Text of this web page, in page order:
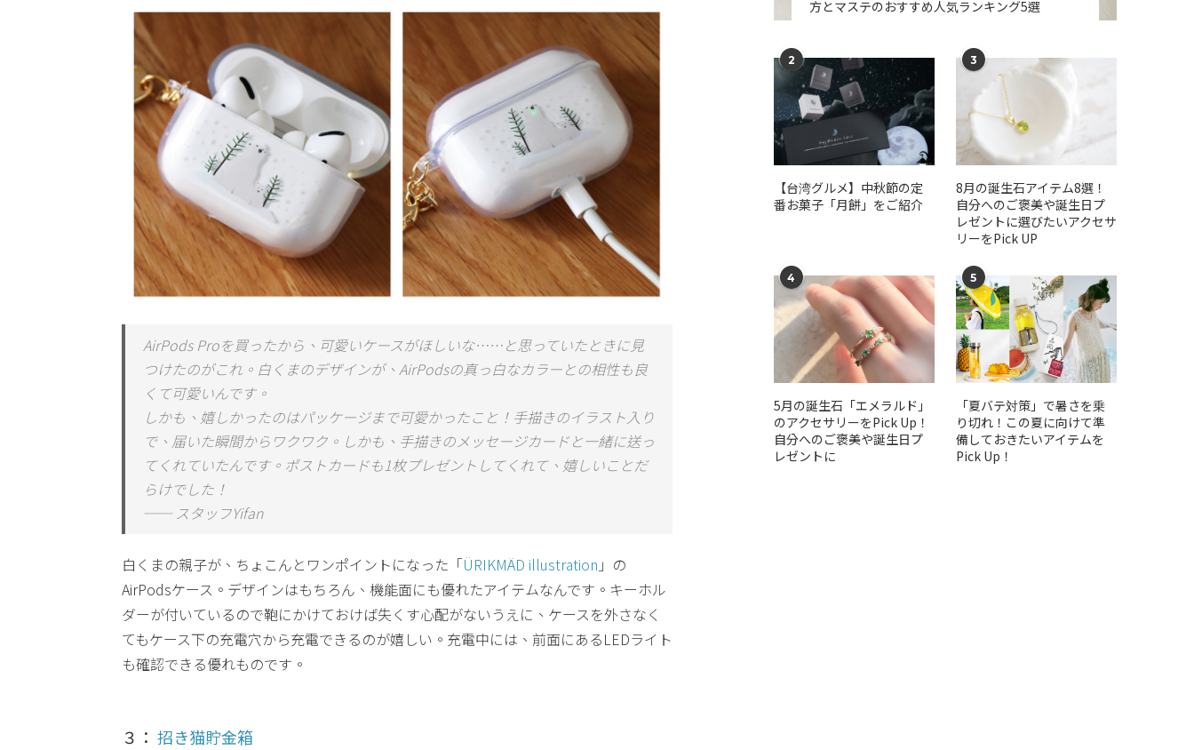
AirPods Proを買ったから、可愛いケースがほしいな……と思っていたときに見
つけたのがこれ。白くまのデザインが、AirPodsの真っ白なカラーとの相性も良
くて可愛いんです。
しかも、嬉しかったのはパッケージまで可愛かったこと！手描きのイラスト入り
で、届いた瞬間からワクワク。しかも、手描きのメッセージカードと一緒に送っ
てくれていたんです。ポストカードも1枚プレゼントしてくれて、嬉しいことだ
らけでした！
── スタッフYifan
白くまの親子が、ちょこんとワンポイントになった「ÜRIKMÄD illustration 」の
AirPodsケース。デザインはもちろん、機能面にも優れたアイテムなんです。キーホル
ダーが付いているので鞄にかけておけば失くす心配がないうえに、ケースを外さなく
てもケース下の充電穴から充電できるのが嬉しい。充電中には、前面にあるLEDライト
も確認できる優れものです。
３： 招き猫貯金箱
方とマステのおすすめ人気ランキング5選
2
【台湾グルメ】中秋節の定
番お菓子「月餅」をご紹介
3
​​8月の誕生石アイテム8選！
自分へのご褒美や誕生日プ
レゼントに選びたいアクセサ
リーをPick UP
4
5月の誕生石「エメラルド」
のアクセサリーをPick Up！
自分へのご褒美や誕生日プ
レゼントに
5
「夏バテ対策」で暑さを乗
り切れ！この夏に向けて準
備しておきたいアイテムを
Pick Up！